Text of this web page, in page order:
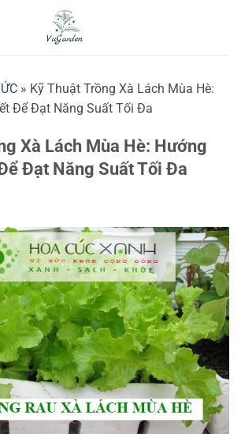
» Kỹ Thuật Trồng Xà Lách Mùa Hè:
Để Đạt Năng Suất Tối Đa
Xà Lách Mùa Hè: Hướng
Đạt Năng Suất Tối Đa